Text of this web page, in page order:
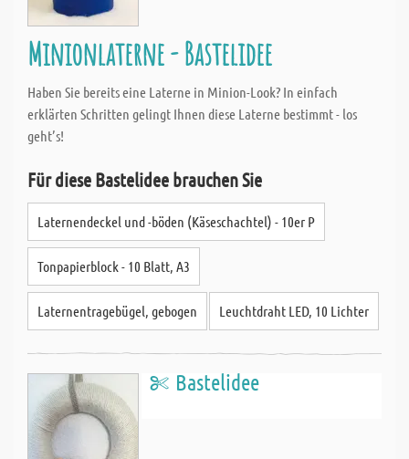
Minionlaterne - Bastelidee
Haben Sie bereits eine Laterne in Minion-Look? In einfach
erklärten Schritten gelingt Ihnen diese Laterne bestimmt - los
geht’s!
Für diese Bastelidee brauchen Sie
Laternendeckel und -böden (Käseschachtel) - 10er P
Tonpapierblock - 10 Blatt, A3
Laternentragebügel, gebogen Leuchtdraht LED, 10 Lichter
Bastelidee